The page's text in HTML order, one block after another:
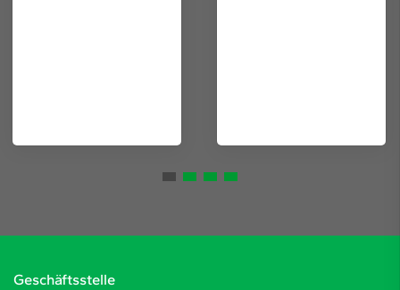
Geschäftsstelle